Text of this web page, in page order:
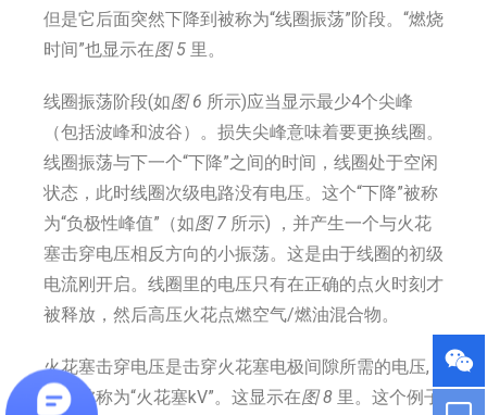
但是它后面突然下降到被称为“线圈振荡”阶段。“燃烧
时间”也显示在图 5 里。
线圈振荡阶段(如图 6 所示)应当显示最少4个尖峰
（包括波峰和波谷）。损失尖峰意味着要更换线圈。
线圈振荡与下一个“下降”之间的时间，线圈处于空闲
状态，此时线圈次级电路没有电压。这个“下降”被称
为“负极性峰值”（如图 7 所示) ，并产生一个与火花
塞击穿电压相反方向的小振荡。这是由于线圈的初级
电流刚开启。线圈里的电压只有在正确的点火时刻才
被释放，然后高压火花点燃空气/燃油混合物。
火花塞击穿电压是击穿火花塞电极间隙所需的电压,
通常被称为“火花塞kV”。这显示在图 8 里。这个例子